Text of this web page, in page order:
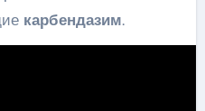
карбендазим.